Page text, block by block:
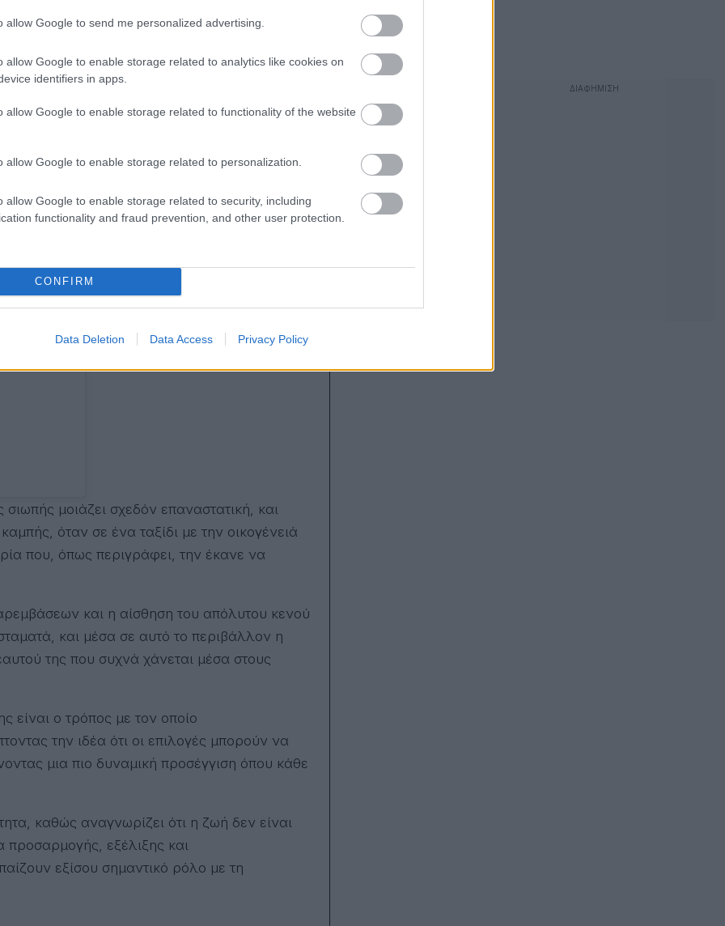
allow Google to send me personalized advertising.
allow Google to enable storage related to analytics like cookies on
identifiers in apps.
allow Google to enable storage related to functionality of the website
allow Google to enable storage related to personalization.
allow Google to enable storage related to security, including
functionality and fraud prevention, and other user protection.
CONFIRM
Data Deletion Data Access Privacy Policy
μοιάζει σχεδόν επαναστατική, και
όταν σε ένα ταξίδι με την οικογένειά
που, όπως περιγράφει, την έκανε να
και η αίσθηση του απόλυτου κενού
και μέσα σε αυτό το περιβάλλον η
της που συχνά χάνεται μέσα στους
είναι ο τρόπος με τον οποίο
την ιδέα ότι οι επιλογές μπορούν να
μια πιο δυναμική προσέγγιση όπου κάθε
καθώς αναγνωρίζει ότι η ζωή δεν είναι
προσαρμογής, εξέλιξης και
εξίσου σημαντικό ρόλο με τη